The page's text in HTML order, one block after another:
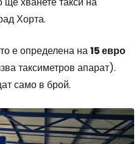
Хорта.
е определена на15 евро
таксиметров апарат).
само в брой.